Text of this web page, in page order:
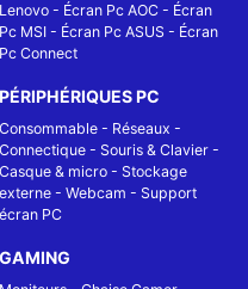
Lenovo - Écran Pc AOC - Écran
Pc MSI - Écran Pc ASUS - Écran
Pc Connect
PÉRIPHÉRIQUES PC
Consommable - Réseaux -
Connectique - Souris & Clavier -
Casque & micro - Stockage
externe - Webcam - Support
écran PC
GAMING